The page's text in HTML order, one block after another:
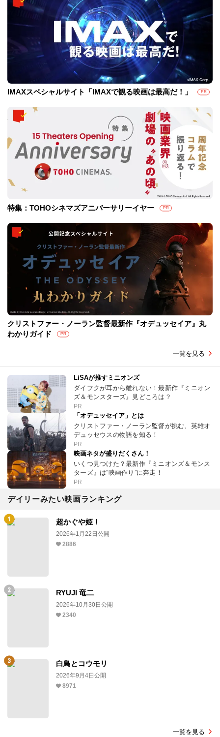
IMAXスペシャルサイト「IMAXで観る映画は最高だ！」 PR
特集：TOHOシネマズアニバーサリーイヤー PR
クリストファー・ノーラン監督最新作『オデュッセイア』丸
わかりガイド
PR
一覧を見る
LiSAが推すミニオンズ
ダイフクが耳から離れない！最新作『ミニオン
ズ＆モンスターズ』見どころは？
PR
「オデュッセイア」とは
クリストファー・ノーラン監督が挑む、英雄オ
デュッセウスの物語を知る！
PR
映画ネタが盛りだくさん！
いくつ見つけた？最新作『ミニオンズ＆モンス
ターズ』は“映画作り”に奔走！
PR
デイリーみたい映画ランキング
超かぐや姫！
2026年1月22日公開
2886
RYUJI 竜二
2026年10月30日公開
2340
白鳥とコウモリ
2026年9月4日公開
8971
一覧を見る